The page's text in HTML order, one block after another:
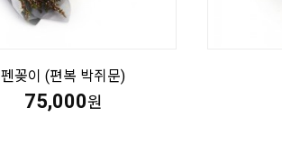
펜꽂이 (편복 박쥐문)
75,000원